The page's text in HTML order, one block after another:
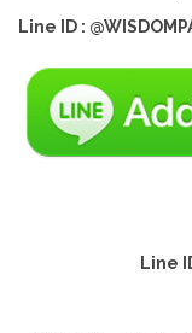
Line ID :
Line